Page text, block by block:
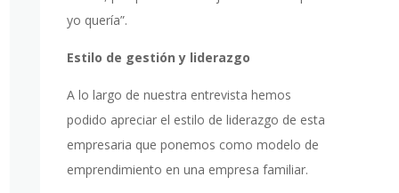
yo quería”.
Estilo de gestión y liderazgo
A lo largo de nuestra entrevista hemos
podido apreciar el estilo de liderazgo de esta
empresaria que ponemos como modelo de
emprendimiento en una empresa familiar.